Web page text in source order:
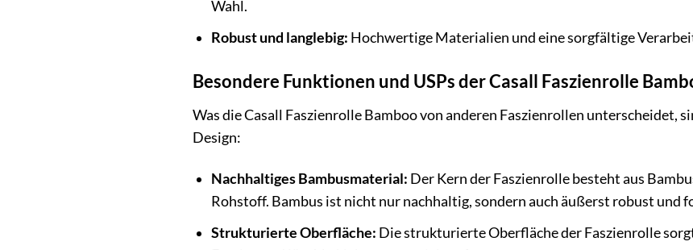
Wahl.
Robust und langlebig: Hochwertige Materialien und eine sorgfältige
Besondere Funktionen und USPs der Casall Faszienrolle
Was die Casall Faszienrolle Bamboo von anderen Faszienrollen unterscheidet,
Design:
Nachhaltiges Bambusmaterial: Der Kern der Faszienrolle besteht aus
Rohstoff. Bambus ist nicht nur nachhaltig, sondern auch äußerst robust und
Strukturierte Oberfläche: Die strukturierte Oberfläche der Faszienrolle